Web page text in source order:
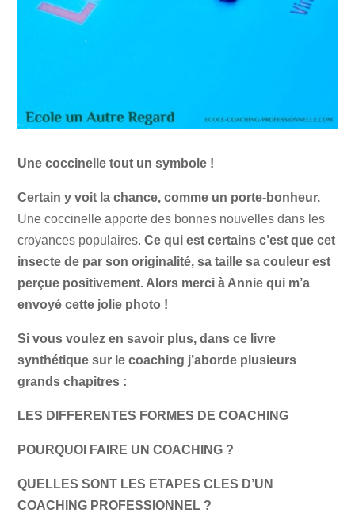
Une coccinelle tout un symbole !
Certain y voit la chance, comme un porte-bonheur.
Une coccinelle apporte des bonnes nouvelles dans les
croyances populaires. Ce qui est certains c’est que cet
insecte de par son originalité, sa taille sa couleur est
perçue positivement. Alors merci à Annie qui m’a
envoyé cette jolie photo !
Si vous voulez en savoir plus, dans ce livre
synthétique sur le coaching j’aborde plusieurs
grands chapitres :
LES DIFFERENTES FORMES DE COACHING
POURQUOI FAIRE UN COACHING ?
QUELLES SONT LES ETAPES CLES D’UN
COACHING PROFESSIONNEL ?